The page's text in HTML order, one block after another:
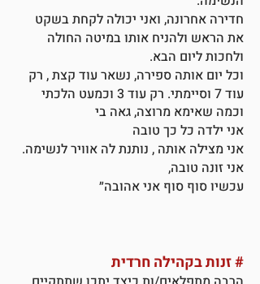
חדירה אחרונה, ואני יכולה לקחת בשקט
את הראש ולהניח אותו במיטה החולה
ולחכות ליום הבא.
וכל יום אותה ספירה, נשאר עוד קצת , רק
עוד 7 וסיימתי. רק עוד 3 וכמעט הלכתי
וכמה שאימא מרוצה, גאה בי
אני ילדה כל כך טובה
אני מצילה אותה , נותנת לה אוויר לנשימה.
אני זונה טובה,
עכשיו סוף סוף אני אהובה״
#זנות בקהילה חרדית